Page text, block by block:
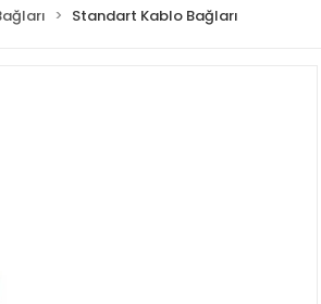
Standart Kablo Bağları